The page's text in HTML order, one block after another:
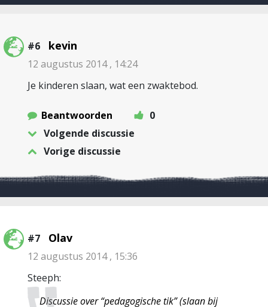
#6 kevin
12 augustus 2014 , 14:24
Je kinderen slaan, wat een zwaktebod.
Beantwoorden
0
Volgende discussie
Vorige discussie
#7 Olav
12 augustus 2014 , 15:36
Steeph:
Discussie over “pedagogische tik” (slaan bij